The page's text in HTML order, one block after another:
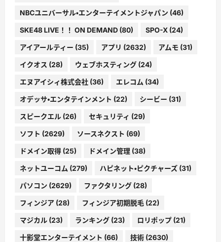
NBCユニバーサル・エンターテイメントジャパン (46)
SKE48 LIVE！！ ON DEMAND (80) SPO-X (24)
アイアールティー (35) アプリ (2632) アムモ (31)
イクオス (28) ウェブホスティング (24)
エヌアイシィ株式会社 (36) エレコム (34)
オデッサ・エンタテインメント (22) シービー (31)
スピークエル (26) セキュリティ (29)
ソフト (2629) ソースネクスト (69)
ドメイン取得 (25) ドメイン管理 (38)
ネットユーコム (279) ハピネット・ピクチャーズ (31)
パソコン (2629) ファクタリング (28)
フィンジア (28) フィンジア初期脱毛 (22)
マジカル (23) ランキング (23) ロリポップ (21)
十影堂エンターテイメント (66) 技術 (2630)